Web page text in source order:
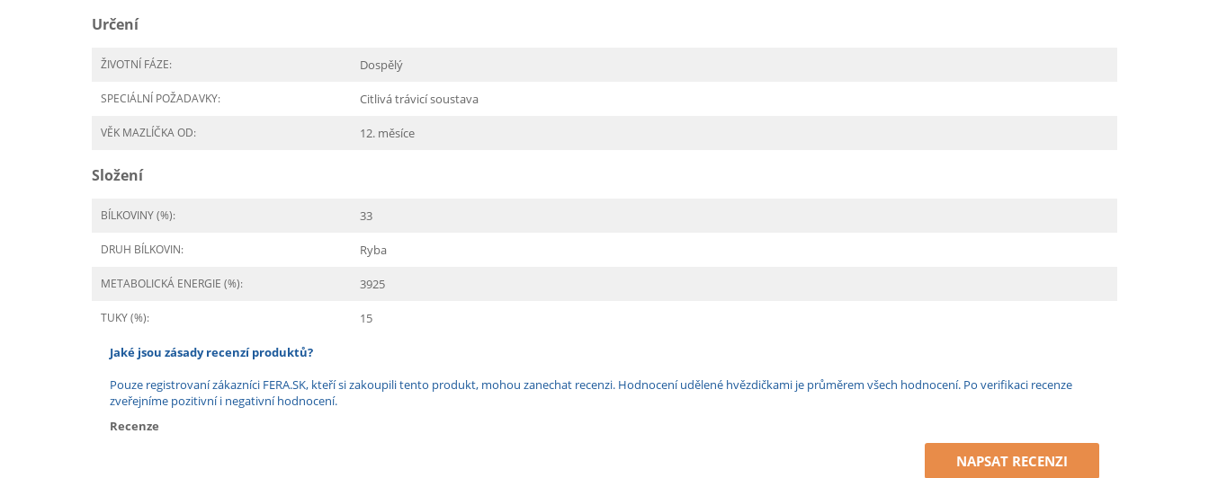
Určení
ŽIVOTNÍ FÁZE: Dospělý
SPECIÁLNÍ POŽADAVKY: Citlivá trávicí soustava
VĚK MAZLÍČKA OD: 12. měsíce
Složení
BÍLKOVINY (%): 33
DRUH BÍLKOVIN: Ryba
METABOLICKÁ ENERGIE (%): 3925
TUKY (%): 15
Jaké jsou zásady recenzí produktů?
Pouze registrovaní zákazníci FERA.SK, kteří si zakoupili tento produkt, mohou zanechat recenzi. Hodnocení udělené hvězdičkami je průměrem všech hodnocení. Po verifikaci recenze
zveřejníme pozitivní i negativní hodnocení.
Recenze
NAPSAT RECENZI